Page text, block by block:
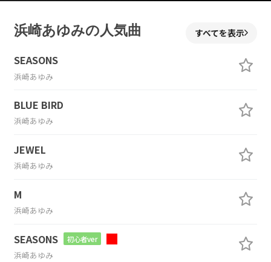
浜崎あゆみの人気曲 すべてを表示
SEASONS
浜崎あゆみ
BLUE BIRD
浜崎あゆみ
JEWEL
浜崎あゆみ
M
浜崎あゆみ
SEASONS 初心者ver
浜崎あゆみ